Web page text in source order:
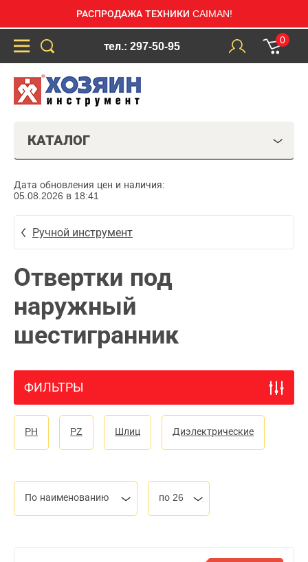
РАСПРОДАЖА ТЕХНИКИ CAIMAN!
тел.: 297-50-95
0
КАТАЛОГ
Дата обновления цен и наличия:
05.08.2026 в 18:41
Ручной инструмент
Отвертки под
наружный
шестигранник
ФИЛЬТРЫ
PH PZ Шлиц Диэлектрические
По наименованию по 26